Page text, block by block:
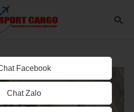
Facebook
Chat Zalo